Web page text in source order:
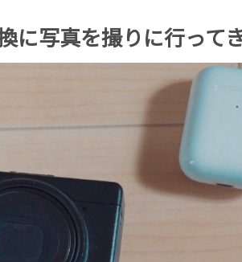
に写真を撮りに行っ